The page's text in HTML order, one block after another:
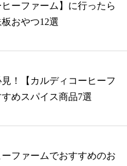
ヒーファーム】に行ったら
おやつ12選
！【カルディコーヒーフ
めスパイス商品7選
ファームでおすすめのお